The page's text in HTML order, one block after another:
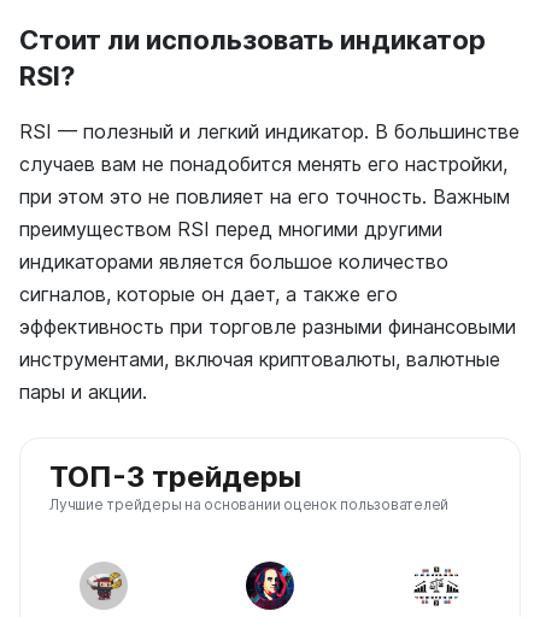
Стоит ли использовать индикатор
RSI?
RSI — полезный и легкий индикатор. В большинстве
случаев вам не понадобится менять его настройки,
при этом это не повлияет на его точность. Важным
преимуществом RSI перед многими другими
индикаторами является большое количество
сигналов, которые он дает, а также его
эффективность при торговле разными финансовыми
инструментами, включая криптовалюты, валютные
пары и акции.
ТОП-3 трейдеры
Лучшие трейдеры на основании оценок пользователей